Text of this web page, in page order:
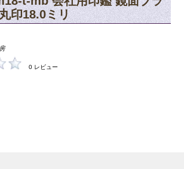
印18.0ミリ
0 レビュー